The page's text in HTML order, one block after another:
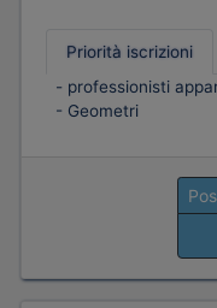
Priorità iscrizioni
- professionisti
- Geometri